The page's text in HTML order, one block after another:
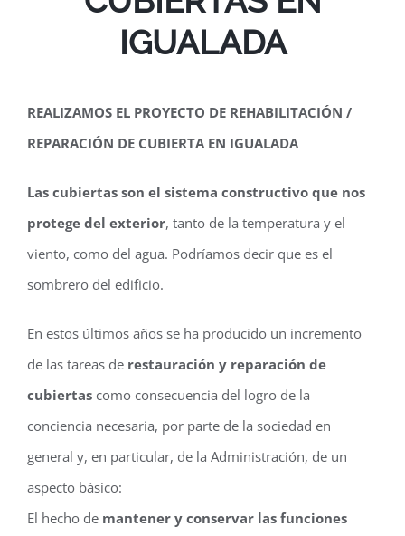
IGUALADA
REALIZAMOS EL PROYECTO DE REHABILITACIÓN /
REPARACIÓN DE CUBIERTA EN IGUALADA
Las cubiertas son el sistema constructivo que nos
protege del exterior, tanto de la temperatura y el
viento, como del agua. Podríamos decir que es el
sombrero del edificio.
En estos últimos años se ha producido un incremento
de las tareas de restauración y reparación de
cubiertas como consecuencia del logro de la
conciencia necesaria, por parte de la sociedad en
general y, en particular, de la Administración, de un
aspecto básico:
El hecho de mantener y conservar las funciones